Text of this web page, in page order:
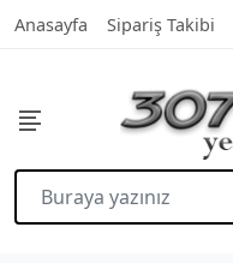
Anasayfa Sipariş Takibi